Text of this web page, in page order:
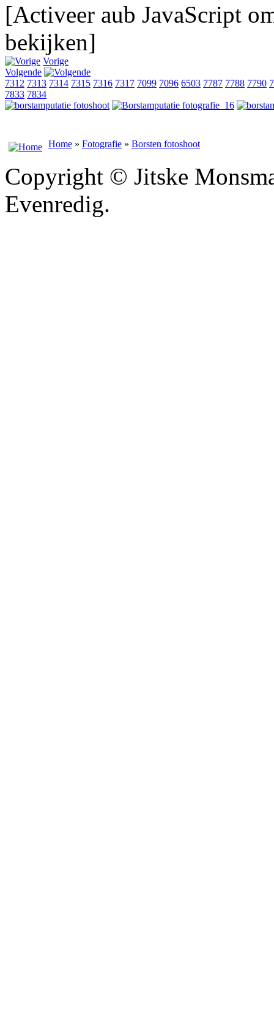
[Activeer aub JavaScript
bekijken]
Vorige
Volgende
7312 7313 7314 7315 7316 7317 7099 7096 6503 7787 7788 7790
7833 7834
Home » Fotografie » Borsten fotoshoot
Copyright © Jitske
Evenredig.